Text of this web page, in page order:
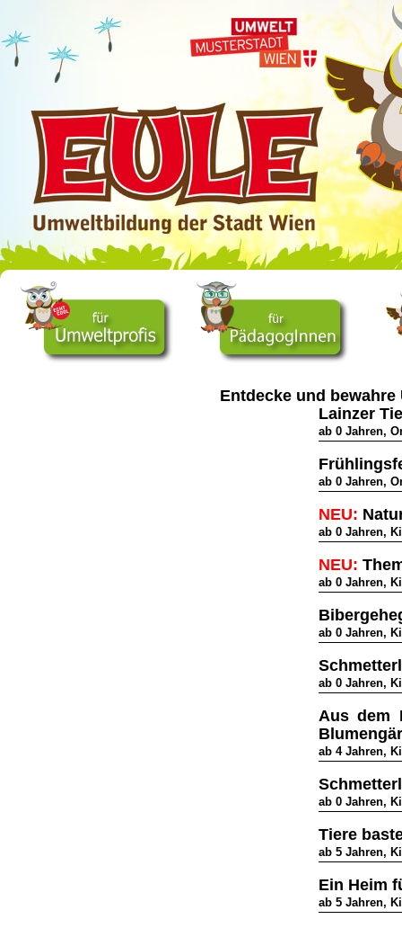
Entdecke und
Lainzer
ab 0 Jahren,
ab 0 Jahren,
NEU:
ab 0 Jahren,
NEU:
ab 0 Jahren,
ab 0 Jahren,
ab 0 Jahren,
Aus dem
ab 4 Jahren,
ab 0 Jahren,
Tiere
ab 5 Jahren,
Ein Heim
ab 5 Jahren,